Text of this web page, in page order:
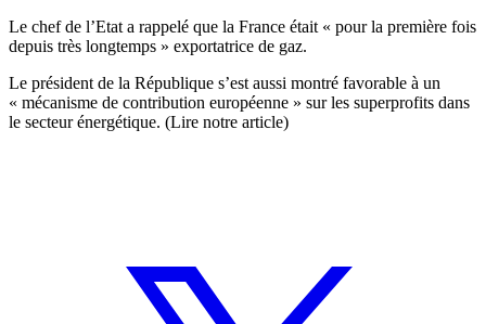
Le chef de l’Etat a rappelé que la France était « pour la première fois
depuis très longtemps » exportatrice de gaz.
Le président de la République s’est aussi montré favorable à un
« mécanisme de contribution européenne » sur les superprofits dans
le secteur énergétique. (Lire notre article)